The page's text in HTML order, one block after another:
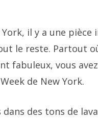
il y a une
le reste. Partout
fabuleux, vous
de New York.
des tons de